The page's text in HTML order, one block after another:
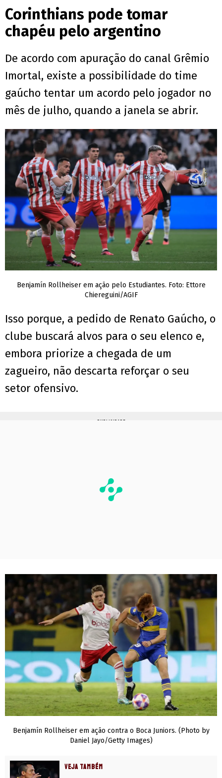
Corinthians pode tomar
chapéu pelo argentino
De acordo com apuração do canal Grêmio
Imortal, existe a possibilidade do time
gaúcho tentar um acordo pelo jogador no
mês de julho, quando a janela se abrir.
Benjamín Rollheiser em ação pelo Estudiantes. Foto: Ettore
Chiereguini/AGIF
Isso porque, a pedido de Renato Gaúcho, o
clube buscará alvos para o seu elenco e,
embora priorize a chegada de um
zagueiro, não descarta reforçar o seu
setor ofensivo.
PUBLICIDADE
Benjamín Rollheiser em ação contra o Boca Juniors. (Photo by
Daniel Jayo/Getty Images)
VEJA TAMBÉM